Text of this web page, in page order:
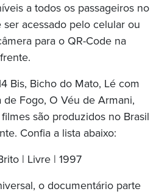
a todos os passageiros no
acessado pelo celular ou
para o QR-Code na
Bis, Bicho do Mato, Lé com
de Fogo, O Véu de Armani,
são produzidos no Brasil
Confia a lista abaixo:
| Livre | 1997
o documentário parte